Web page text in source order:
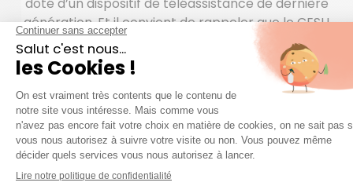
génération. Et il convient de rappeler que le CESU
est un mode de paiement qui permet au bénéficiaire
d’alléger le coût des prestations d’aide à domicile.
QUESTIONS FRÉQUENTES
Unequestion sur nos services ?